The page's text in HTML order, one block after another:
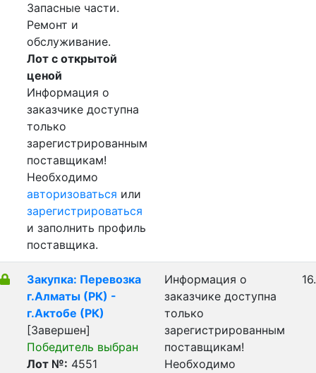
Запасные части.
Ремонт и
обслуживание.
Лот с открытой
ценой
Информация о
заказчике доступна
только
зарегистрированным
поставщикам!
Необходимо
авторизоваться или
зарегистрироваться
и заполнить профиль
поставщика.
Закупка: Перевозка
г.Алматы (РК) -
г.Актобе (РК)
[Завершен]
Победитель выбран
Лот №: 4551
Информация о
заказчике доступна
только
зарегистрированным
поставщикам!
Необходимо